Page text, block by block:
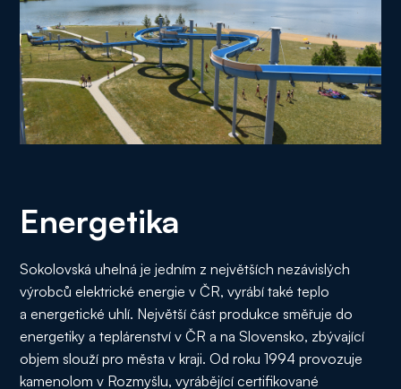
Energetika
Sokolovská uhelná je jedním z největších nezávislých
výrobců elektrické energie v ČR, vyrábí také teplo
a energetické uhlí. Největší část produkce směřuje do
energetiky a teplárenství v ČR a na Slovensko, zbývající
objem slouží pro města v kraji. Od roku 1994 provozuje
kamenolom v Rozmyšlu, vyrábějící certifikované